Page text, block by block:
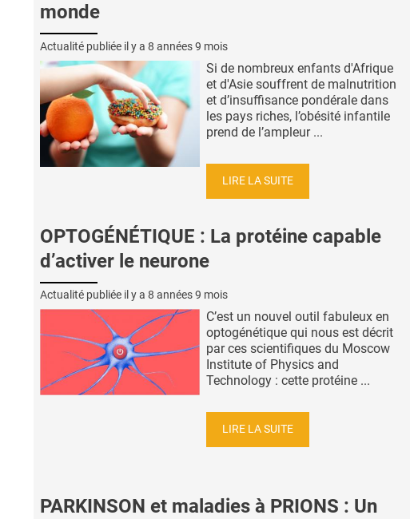
monde
Actualité publiée il y a 8 années 9 mois
Si de nombreux enfants d'Afrique
et d'Asie souffrent de malnutrition
et d’insuffisance pondérale dans
les pays riches, l’obésité infantile
prend de l’ampleur ...
LIRE LA SUITE
OPTOGÉNÉTIQUE : La protéine capable
d’activer le neurone
Actualité publiée il y a 8 années 9 mois
C’est un nouvel outil fabuleux en
optogénétique qui nous est décrit
par ces scientifiques du Moscow
Institute of Physics and
Technology : cette protéine ...
LIRE LA SUITE
PARKINSON et maladies à PRIONS : Un